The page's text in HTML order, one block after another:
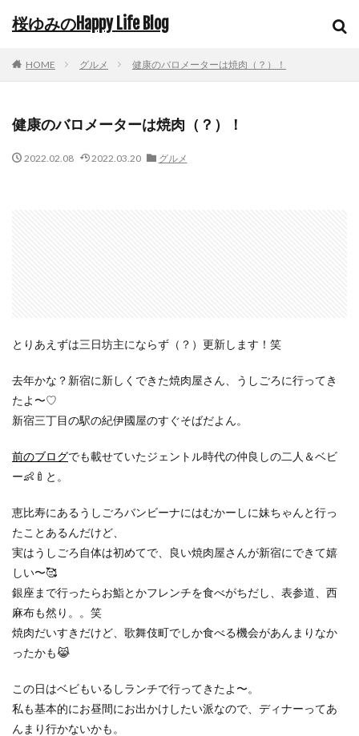
桜ゆみのHappy Life Blog
HOME グルメ 健康のバロメーターは焼肉（？）！
健康のバロメーターは焼肉（？）！
2022.02.08 2022.03.20 グルメ
とりあえずは三日坊主にならず（？）更新します！笑
去年かな？新宿に新しくできた焼肉屋さん、うしごろに行ってき
たよ〜♡
新宿三丁目の駅の紀伊國屋のすぐそばだよん。
前のブログでも載せていたジェントル時代の仲良しの二人＆ベビ
ー👶🍼と。
恵比寿にあるうしごろバンビーナにはむかーしに妹ちゃんと行っ
たことあるんだけど、
実はうしごろ自体は初めてで、良い焼肉屋さんが新宿にできて嬉
しい〜🥰
銀座まで行ったらお鮨とかフレンチを食べがちだし、表参道、西
麻布も然り。。笑
焼肉だいすきだけど、歌舞伎町でしか食べる機会があんまりなか
ったかも😹
この日はベビもいるしランチで行ってきたよ〜。
私も基本的にお昼間にお出かけしたい派なので、ディナーってあ
んまり行かないかも。